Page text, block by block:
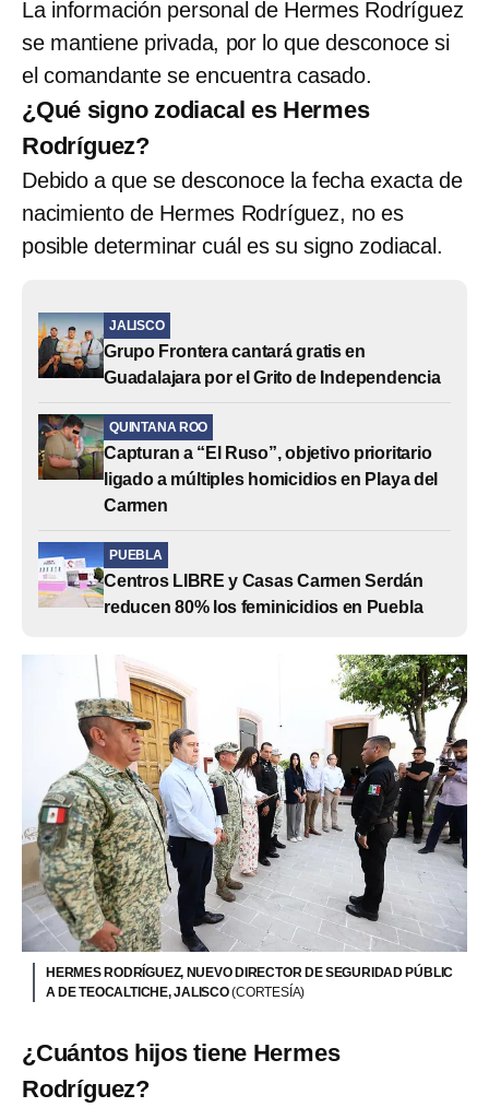
La información personal de Hermes Rodríguez
se mantiene privada, por lo que desconoce si
el comandante se encuentra casado.
¿Qué signo zodiacal es Hermes
Rodríguez?
Debido a que se desconoce la fecha exacta de
nacimiento de Hermes Rodríguez, no es
posible determinar cuál es su signo zodiacal.
JALISCO
Grupo Frontera cantará gratis en
Guadalajara por el Grito de Independencia
QUINTANA ROO
Capturan a “El Ruso”, objetivo prioritario
ligado a múltiples homicidios en Playa del
Carmen
PUEBLA
Centros LIBRE y Casas Carmen Serdán
reducen 80% los feminicidios en Puebla
HERMES RODRÍGUEZ, NUEVO DIRECTOR DE SEGURIDAD PÚBLIC
A DE TEOCALTICHE, JALISCO(CORTESÍA)
¿Cuántos hijos tiene Hermes
Rodríguez?